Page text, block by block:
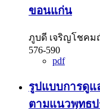
ขอนแก่น
ภูบดี เจริญโชค
576-590
pdf
รูปแบบการดูแ
ตามแนวพุทธ